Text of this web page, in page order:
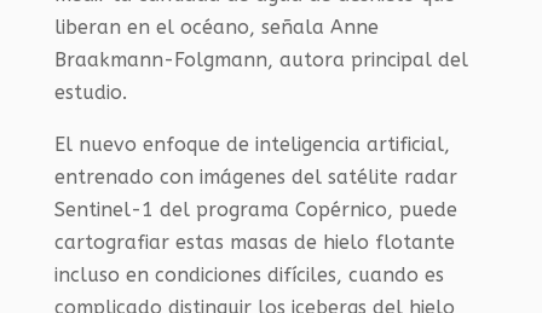
liberan en el océano, señala Anne
Braakmann-Folgmann, autora principal del
estudio.
El nuevo enfoque de inteligencia artificial,
entrenado con imágenes del satélite radar
Sentinel-1 del programa Copérnico, puede
cartografiar estas masas de hielo flotante
incluso en condiciones difíciles, cuando es
complicado distinguir los icebergs del hielo